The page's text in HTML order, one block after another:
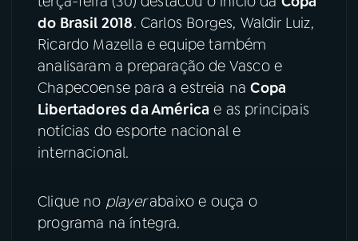
FESTIVAL DE MÚSICA
ACOMPANHE A RÁDIO NACIONAL
YouTube Facebook
TikTok
do Brasil 2018. Carlos Borges, Waldir Luiz,
Ricardo Mazella e equipe também
analisaram a preparação de Vasco e
Chapecoense para a estreia naCopa
Libertadores da América e as principais
notícias do esporte nacional e
internacional.
Clique no player abaixo e ouça o
programa na íntegra.